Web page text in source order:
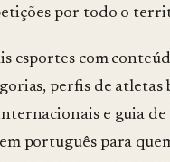
por todo o
esportes com
perfis de
e guia
português para